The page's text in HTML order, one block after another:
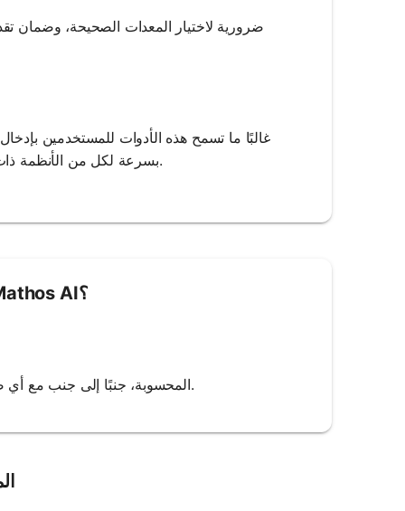
قيم الجهد والتيار ومعامل القدرة لحساب KVA بسرعة لكل من الأنظمة ذات الطور الواحد والثلاثي الأطوار.
كيفية استخدام حاسبة KVA من Mathos AI؟
4. مراجعة النتيجة: سيعرض Mathos AI قيمة KVA المحسوبة، جنبًا إلى جنب مع أي صيغ أو تفسيرات ذات صلة.